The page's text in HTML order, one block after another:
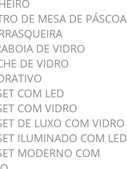
DE MESA DE PÁSCOA
DE VIDRO
DE VIDRO
COM LED
COM VIDRO
DE LUXO COM VIDRO
ILUMINADO COM LED
MODERNO COM